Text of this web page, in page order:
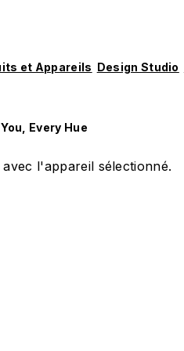
et Appareils Design Studio
Every Hue
l'appareil sélectionné.